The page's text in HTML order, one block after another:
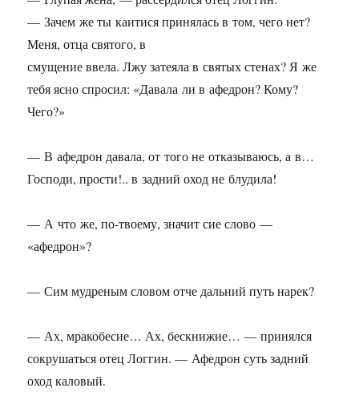
— Зачем же ты каитися принялась в том, чего нет?
Меня, отца святого, в
смущение ввела. Лжу затеяла в святых стенах? Я же
тебя ясно спросил: «Давала ли в афедрон? Кому?
Чего?»
— В афедрон давала, от того не отказываюсь, а в…
Господи, прости!.. в задний оход не блудила!
— А что же, по-твоему, значит сие слово —
«афедрон»?
— Сим мудреным словом отче дальний путь нарек?
— Ах, мракобесие… Ах, бескнижие… — принялся
сокрушаться отец Логгин. — Афедрон суть задний
оход каловый.